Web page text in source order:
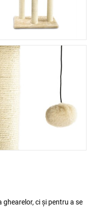
ci și pentru a se